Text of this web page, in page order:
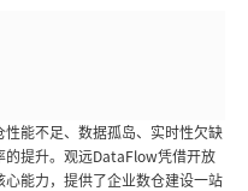
能不足、数据孤岛、实时性欠缺
的提升。观远DataFlow凭借开放
能力，提供了企业数仓建设一站